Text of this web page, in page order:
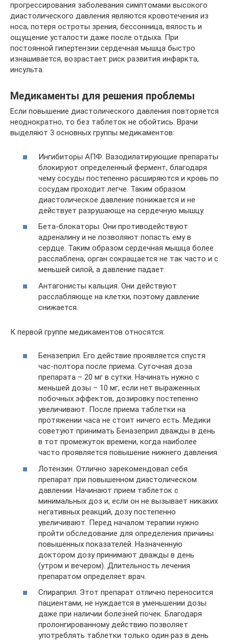
прогрессирования заболевания симптомами высокого
диастолического давления являются кровотечения из
носа, потеря остроты зрения, бессонница, вялость и
ощущение усталости даже после отдыха. При
постоянной гипертензии сердечная мышца быстро
изнашивается, возрастает риск развития инфаркта,
инсульта.
Медикаменты для решения проблемы
Если повышение диастолического давления повторяется
неоднократно, то без таблеток не обойтись. Врачи
выделяют 3 основных группы медикаментов:
Ингибиторы АПФ. Вазодилатирующие препараты
блокируют определенный фермент, благодаря
чему сосуды постепенно расширяются и кровь по
сосудам проходит легче. Таким образом
диастолическое давление понижается и не
действует разрушающе на сердечную мышцу.
Бета-блокаторы. Они противодействуют
адреналину и не позволяют попасть ему в
сердце. Таким образом сердечная мышца более
расслаблена, орган сокращается не так часто и с
меньшей силой, а давление падает.
Антагонисты кальция. Они действуют
расслабляюще на клетки, поэтому давление
снижается.
К первой группе медикаментов относятся:
Беназеприл. Его действие проявляется спустя
час-полтора после приема. Суточная доза
препарата – 20 мг в сутки. Начинать нужно с
меньшей дозы – 10 мг, если нет выраженных
побочных эффектов, дозировку постепенно
увеличивают. После приема таблетки на
протяжении часа не стоит ничего есть. Медики
советуют принимать Беназеприл дважды в день
в тот промежуток времени, когда наиболее
часто проявляется повышение нижнего давления.
Лотензин. Отлично зарекомендовал себя
препарат при повышенном диастолическом
давлении. Начинают прием таблеток с
минимальных доз и, если он не вызывает никаких
негативных реакций, дозу постепенно
увеличивают. Перед началом терапии нужно
пройти обследование для определения причины
повышенных показателей. Назначенную
доктором дозу принимают дважды в день
(утром и вечером). Длительность лечения
препаратом определяет врач.
Спираприл. Этот препарат отлично переносится
пациентами, не нуждается в уменьшении дозы
даже при наличии болезней почек. Благодаря
пролонгированному действию позволяет
употреблять таблетки только один раз в день